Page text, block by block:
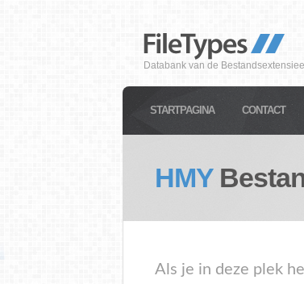
Databank van de
STARTPAGINA CONTACT
HMY
Als je in deze plek